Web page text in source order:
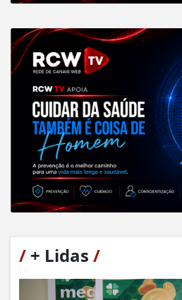
/ + Lidas /